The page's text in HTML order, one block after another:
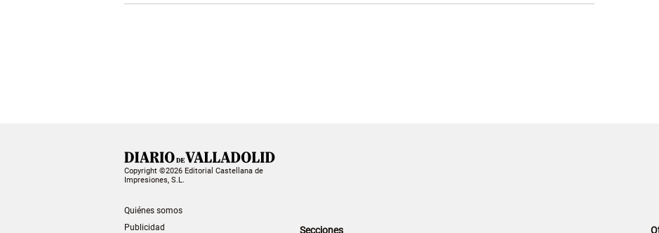
Copyright ©2026 Editorial Castellana de
Impresiones, S.L.
Quiénes somos
Publicidad
Secciones